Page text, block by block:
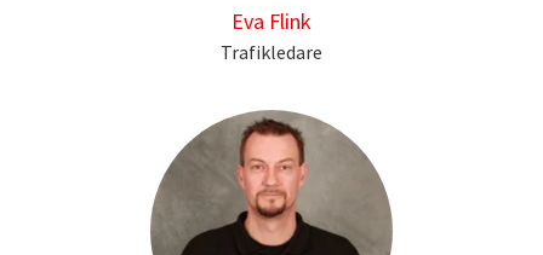
Eva Flink
Trafikledare